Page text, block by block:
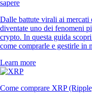
sapere
Dalle battute virali ai
diventate uno dei fenomeni
crypto. In questa guida
come comprarle e gestirle in
Learn more
Come comprare XRP